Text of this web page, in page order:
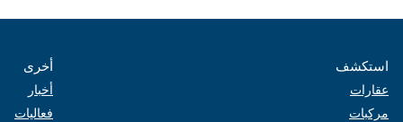
استكشف
عقارات
مركبات
أخرى
أخبار
فعاليات